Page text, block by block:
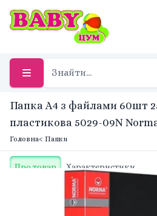
Папка А4 з файлами 60шт
пластикова 5029-09N
Головна< Папки
Про товар Характеристики